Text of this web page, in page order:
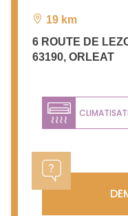
19 km
6 ROUTE DE
63190, ORLEAT